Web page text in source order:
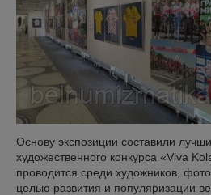
Основу экспозиции составили
художественного конкурса «Viva
проводится среди художников,
целью развития и популяризации